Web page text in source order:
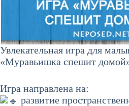
Увлекательная игра для
«Муравьишка спешит
Игра направлена на:
развитие